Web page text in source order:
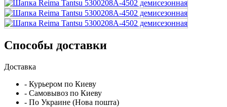
Способы доставки
Доставка
- Курьером по Киеву
- Самовывоз по Киеву
- По Украине (Нова пошта)